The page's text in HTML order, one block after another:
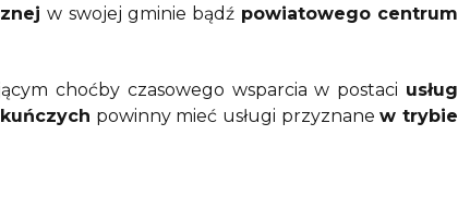
w swojej gminie bądź powiatowego centrum
choćby czasowego wsparcia w postaci usług
powinny mieć usługi przyznanew trybie